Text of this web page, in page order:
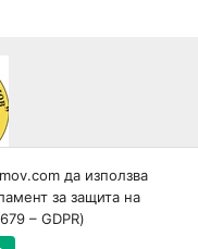
публикувани в
гр. Самоков,
и са под закрила на
да използва
за защита на
– GDPR)